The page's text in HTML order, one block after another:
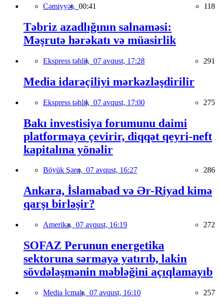
Cəmiyyət, 00:41 118
Təbriz azadlığının salnaməsi:
Məşrutə hərəkatı və müasirlik
Ekspress təhlil, 07 avqust, 17:28 291
Media idarəçiliyi mərkəzləşdirilir
Ekspress təhlil, 07 avqust, 17:00 275
Bakı investisiya forumunu daimi
platformaya çevirir, diqqət qeyri-neft
kapitalına yönəlir
Böyük Şərq, 07 avqust, 16:27 286
Ankara, İslamabad və Ər-Riyad kimə
qarşı birləşir?
Amerika, 07 avqust, 16:19 272
SOFAZ Perunun energetika
sektoruna sərmayə yatırıb, lakin
sövdələşmənin məbləğini açıqlamayıb
Media İcmalı, 07 avqust, 16:10 257